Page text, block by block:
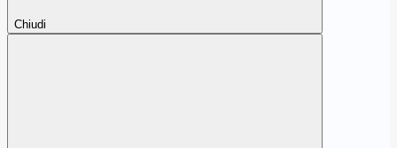
Chiudi